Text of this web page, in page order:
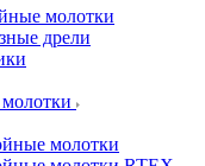
молотки
дрели
молотки